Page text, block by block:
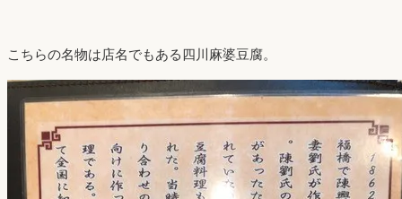
こちらの名物は店名でもある四川麻婆豆腐。